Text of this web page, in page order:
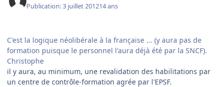
Publication:3 juillet 201214 ans
C'est la logique néolibérale à la française ... (y aura pas de
formation puisque le personnel l'aura déjà été par la SNCF).
Christophe
il y aura, au minimum, une revalidation des habilitations par
un centre de contrôle-formation agrée par l'EPSF.